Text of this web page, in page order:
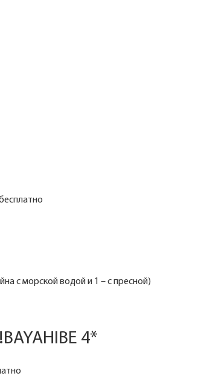
с морской водой и 1 – с пресной)
4*